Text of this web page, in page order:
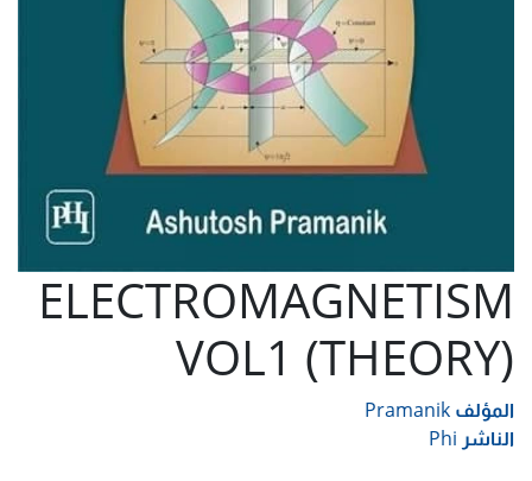
ELECTROMAGNETISM
VOL1 (THEORY)
المؤلف Pramanik
الناشر Phi